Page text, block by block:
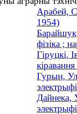
Арабей,
1954)
фізіка ;
Гіруцкі,
Гурын,
Дайнека,